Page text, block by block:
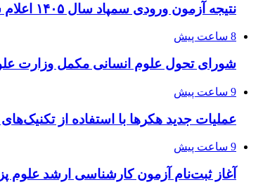
نتیجه آزمون ورودی سمپاد سال ۱۴۰۵ اعلام شد
8 ساعت پیش
شورای تحول علوم انسانی مکمل وزارت
9 ساعت پیش
عملیات جدید هکرها با استفاده از
9 ساعت پیش
آغاز ثبت‌نام‌ آزمون کارشناسی ارشد علوم